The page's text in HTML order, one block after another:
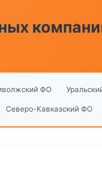
ФО
Северо-Кавказский ФО